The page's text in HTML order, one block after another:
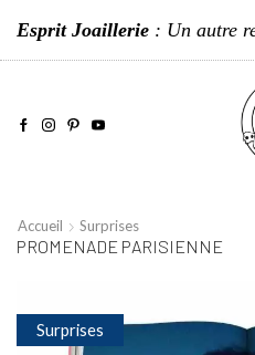
Esprit Joaillerie : Un autre
Accueil Surprises
PROMENADE PARISIENNE
Surprises